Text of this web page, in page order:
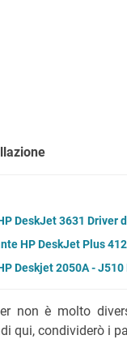
DeskJet 3631 Driver
HP DeskJet Plus
Deskjet 2050A -
non è molto
qui, condividerò i